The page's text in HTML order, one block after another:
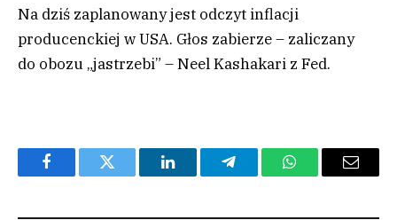
Na dziś zaplanowany jest odczyt inflacji
producenckiej w USA. Głos zabierze – zaliczany
do obozu „jastrzebi” – Neel Kashakari z Fed.
FacebookTwitter LinkedInTelegramWhatsAppEmail